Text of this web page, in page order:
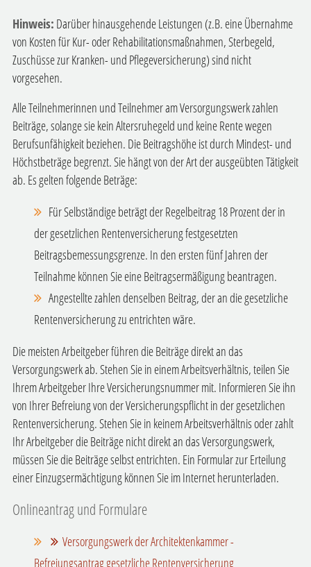
Hinweis: Darüber hinausgehende Leistungen (z.B. eine Übernahme
von Kosten für Kur- oder Rehabilitationsmaßnahmen, Sterbegeld,
Zuschüsse zur Kranken- und Pflegeversicherung) sind nicht
vorgesehen.
Alle Teilnehmerinnen und Teilnehmer am Versorgungswerk zahlen
Beiträge, solange sie kein Altersruhegeld und keine Rente wegen
Berufsunfähigkeit beziehen. Die Beitragshöhe ist durch Mindest- und
Höchstbeträge begrenzt. Sie hängt von der Art der ausgeübten Tätigkeit
ab. Es gelten folgende Beträge:
Für Selbständige beträgt der Regelbeitrag 18 Prozent der in
der gesetzlichen Rentenversicherung festgesetzten
Beitragsbemessungsgrenze. In den ersten fünf Jahren der
Teilnahme können Sie eine Beitragsermäßigung beantragen.
Angestellte zahlen denselben Beitrag, der an die gesetzliche
Rentenversicherung zu entrichten wäre.
Die meisten Arbeitgeber führen die Beiträge direkt an das
Versorgungswerk ab. Stehen Sie in einem Arbeitsverhältnis, teilen Sie
Ihrem Arbeitgeber Ihre Versicherungsnummer mit. Informieren Sie ihn
von Ihrer Befreiung von der Versicherungspflicht in der gesetzlichen
Rentenversicherung. Stehen Sie in keinem Arbeitsverhältnis oder zahlt
Ihr Arbeitgeber die Beiträge nicht direkt an das Versorgungswerk,
müssen Sie die Beiträge selbst entrichten. Ein Formular zur Erteilung
einer Einzugsermächtigung können Sie im Internet herunterladen.
Onlineantrag und Formulare
Versorgungswerk der Architektenkammer -
Befreiungsantrag gesetzliche Rentenversicherung